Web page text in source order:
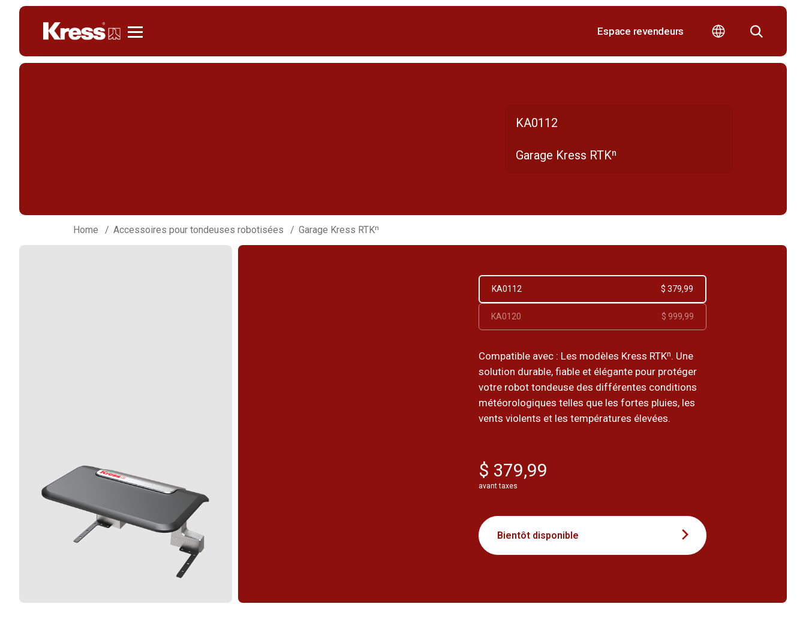
Espace revendeurs
KA0112
Garage Kress RTKⁿ
Home Accessoires pour tondeuses robotisées Garage Kress RTKⁿ
KA0112 $ 379,99
KA0120 $ 999,99
Compatible avec : Les modèles Kress RTKⁿ. Une
solution durable, fiable et élégante pour protéger
votre robot tondeuse des différentes conditions
météorologiques telles que les fortes pluies, les
vents violents et les températures élevées.
$ 379,99
avant taxes
Bientôt disponible